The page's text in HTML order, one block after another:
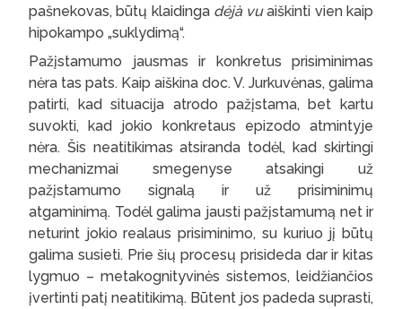
pašnekovas, būtų klaidinga déjà vuaiškinti vien kaip
hipokampo „suklydimą“.
Pažįstamumo jausmas ir konkretus prisiminimas
nėra tas pats. Kaip aiškina doc. V. Jurkuvėnas, galima
patirti, kad situacija atrodo pažįstama, bet kartu
suvokti, kad jokio konkretaus epizodo atmintyje
nėra. Šis neatitikimas atsiranda todėl, kad skirtingi
mechanizmai smegenyse atsakingi už
pažįstamumo signalą ir už prisiminimų
atgaminimą. Todėl galima jausti pažįstamumą net ir
neturint jokio realaus prisiminimo, su kuriuo jį būtų
galima susieti. Prie šių procesų prisideda dar ir kitas
lygmuo – metakognityvinės sistemos, leidžiančios
įvertinti patį neatitikimą. Būtent jos padeda suprasti,